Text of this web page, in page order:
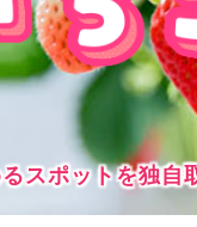
スポットを独